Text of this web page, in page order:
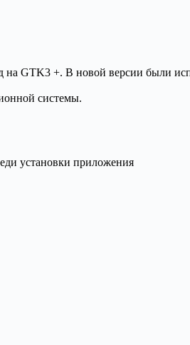
на GTK3 +. В новой версии были
системы.
установки приложения